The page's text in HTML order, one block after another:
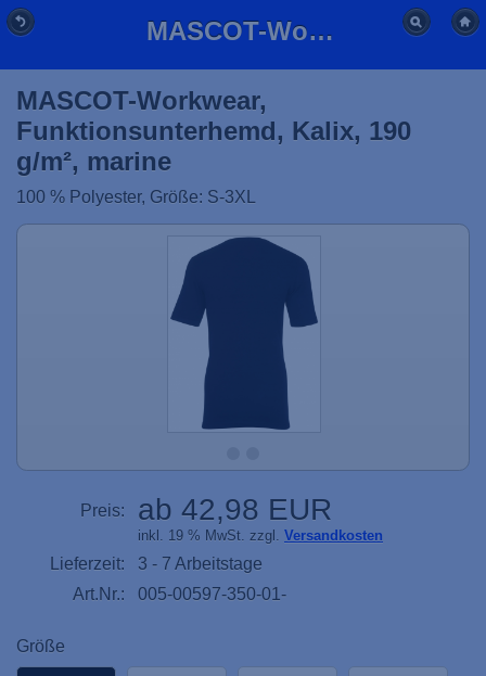
MASCOT-Workwear, Funktionsunterhemd, Kalix, 190 g/m², marine
MASCOT-Workwear,
Funktionsunterhemd, Kalix, 190
g/m², marine
100 % Polyester, Größe: S-3XL
Preis: ab 42,98 EUR
inkl. 19 % MwSt. zzgl. Versandkosten
Lieferzeit:
3 - 7 Arbeitstage
Art.Nr.:
005-00597-350-01-
Größe